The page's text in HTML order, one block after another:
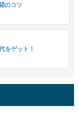
のコツ
をゲット！